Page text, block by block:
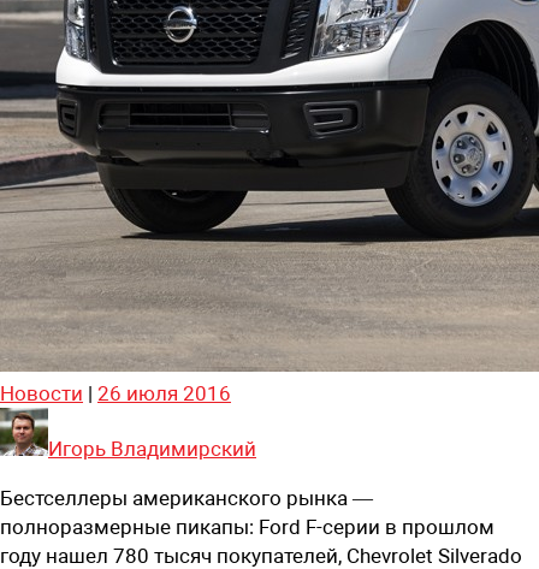
Новости | 26 июля 2016
Игорь Владимирский
Бестселлеры американского рынка —
полноразмерные пикапы: Ford F-серии в прошлом
году нашел 780 тысяч покупателей, Chevrolet Silverado